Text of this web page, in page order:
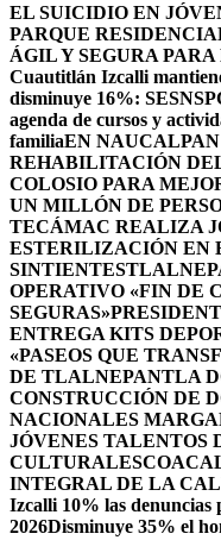
EL SUICIDIO EN
PARQUE
ÁGIL Y SEGURA
Cuautitlán Izcalli
disminuye 16%: SESNSP
agenda de cursos y
familiaEN
REHABILITACIÓN
COLOSIO PARA
UN MILLÓN DE
TECÁMAC REALIZA
ESTERILIZACIÓN EN
SINTIENTES
OPERATIVO «FIN DE
SEGURAS»
ENTREGA KITS
«PASEOS QUE
DE TLALNEPANTLA
CONSTRUCCIÓN DE
NACIONALES
JÓVENES TALENTOS
CULTURALES
INTEGRAL DE LA
Izcalli 10% las denuncias
2026Disminuye 35% el